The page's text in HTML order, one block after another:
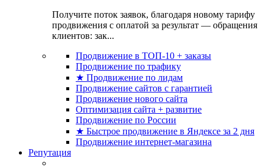
Получите поток заявок, благодаря новому тарифу
продвижения с оплатой за результат — обращения
клиентов: зак...
Продвижение в ТОП-10 + заказы
Продвижение по трафику
★ Продвижение по лидам
Продвижение сайтов с гарантией
Продвижение нового сайта
Оптимизация сайта + развитие
Продвижение по России
★ Быстрое продвижение в Яндексе за 2 дня
Продвижение интернет-магазина
Репутация